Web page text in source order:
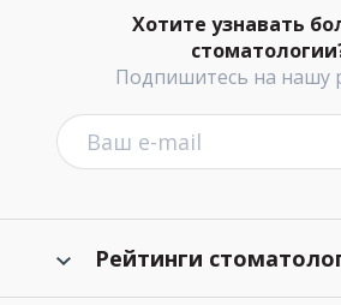
Хотите узнавать
Подпишитесь на нашу
Рейтинги